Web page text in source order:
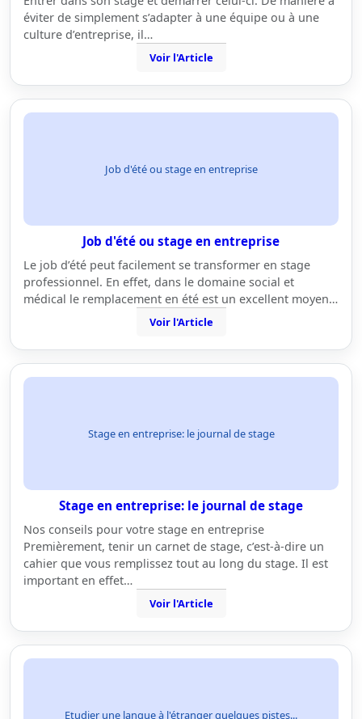
éviter de simplement s’adapter à une équipe ou à une
culture d’entreprise, il…
Voir l'Article
Job d'été ou stage en entreprise
Job d'été ou stage en entreprise
Le job d’été peut facilement se transformer en stage
professionnel. En effet, dans le domaine social et
médical le remplacement en été est un excellent moyen…
Voir l'Article
Stage en entreprise: le journal de stage
Stage en entreprise: le journal de stage
Nos conseils pour votre stage en entreprise
Premièrement, tenir un carnet de stage, c’est-à-dire un
cahier que vous remplissez tout au long du stage. Il est
important en effet…
Voir l'Article
Etudier une langue à l'étranger quelques pistes...